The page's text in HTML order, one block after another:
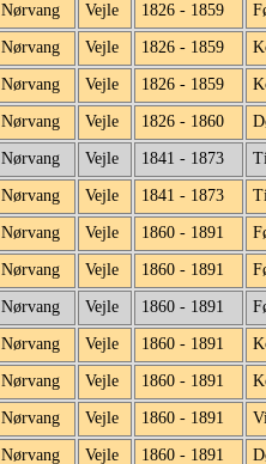
Nørvang Vejle 1826 - 1859
Nørvang Vejle 1826 - 1859
Nørvang Vejle 1826 - 1859
Nørvang Vejle 1826 - 1860
Nørvang Vejle 1841 - 1873
Nørvang Vejle 1841 - 1873
Nørvang Vejle 1860 - 1891
Nørvang Vejle 1860 - 1891
Nørvang Vejle 1860 - 1891
Nørvang Vejle 1860 - 1891
Nørvang Vejle 1860 - 1891
Nørvang Vejle 1860 - 1891
Nørvang Vejle 1860 - 1891